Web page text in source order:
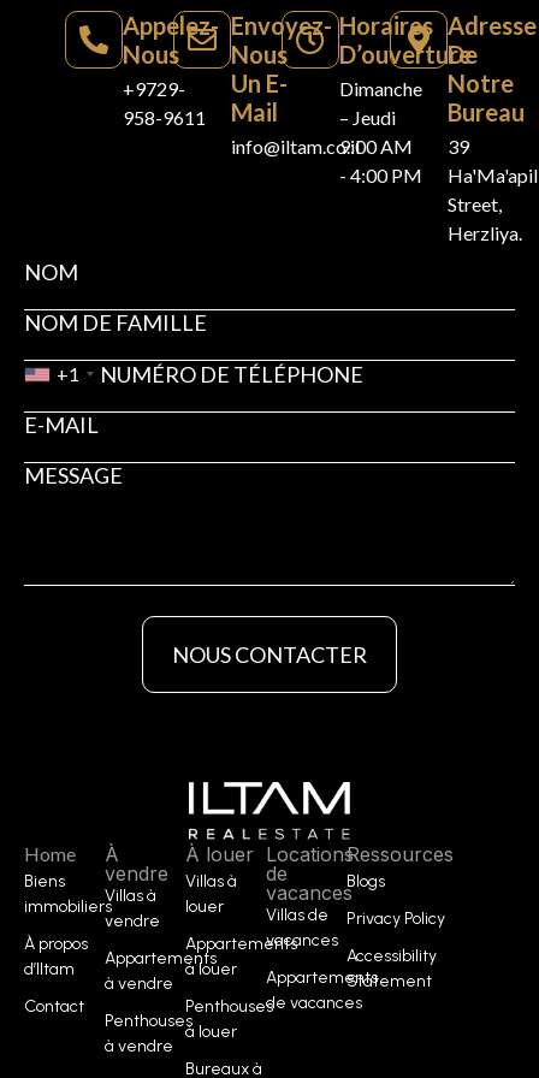
Appelez-
Nous
+9729-
958-9611
Envoyez-
Nous
Un E-
Mail
info@iltam.co.il
Horaires
D’ouverture
Dimanche
– Jeudi
9:00 AM
- 4:00 PM
Adresse
De
Notre
Bureau
39
Street,
Herzliya.
+1
NOUS CONTACTER
Home
Biens
immobiliers
À propos
d’Iltam
Contact
À
vendre
Villas à
vendre
Appartements
à vendre
Penthouses
à vendre
À louer
Villas à
louer
Appartements
à louer
Penthouses
à louer
Bureaux à
Locations
de
vacances
Villas de
vacances
Appartements
de vacances
Ressources
Blogs
Privacy Policy
Accessibility
Statement